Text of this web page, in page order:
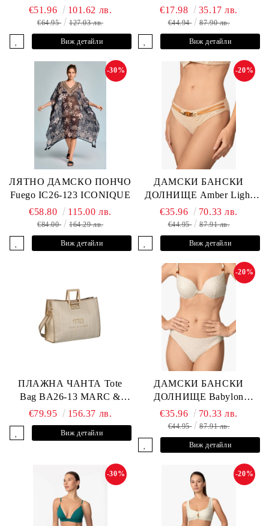
ANDRE
€51.96 101.62 лв.
€64.95 127.03 лв.
Виж детайли
L2505-Z-MCR MARC &
ANDRE
€17.98 35.17 лв.
€44.94 87.90 лв.
Виж детайли
ЛЯТНО ДАМСКО ПОНЧО
Fuego IC26-123 ICONIQUE
-30%
€58.80 115.00 лв.
€84.00 164.29 лв.
Виж детайли
ДАМСКИ БАНСКИ
ДОЛНИЩЕ Amber Light
L2605-Z-MCB MARC &
ANDRE
-20%
€35.96 70.33 лв.
€44.95 87.91 лв.
Виж детайли
ПЛАЖНА ЧАНТА Tote
Bag BA26-13 MARC &
ANDRE
€79.95 156.37 лв.
Виж детайли
ДАМСКИ БАНСКИ
ДОЛНИЩЕ Babylon
L2613-Z-MTB MARC &
ANDRE
-20%
€35.96 70.33 лв.
€44.95 87.91 лв.
Виж детайли
-30% -20%